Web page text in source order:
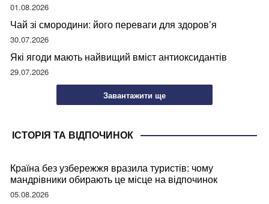
01.08.2026
Чай зі смородини: його переваги для здоров’я
30.07.2026
Які ягоди мають найвищий вміст антиоксидантів
29.07.2026
Завантажити ще
ІСТОРІЯ ТА ВІДПОЧИНОК
Країна без узбережжя вразила туристів: чому
мандрівники обирають це місце на відпочинок
05.08.2026